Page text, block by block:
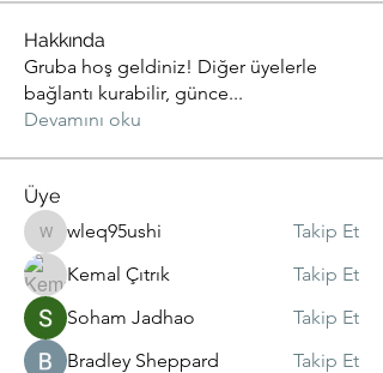
Hakkında
Gruba hoş geldiniz! Diğer üyelerle
bağlantı kurabilir, günce...
Devamını oku
Üye
wleq95ushi
wleq95ushi
Takip Et
Kemal Çıtrık
Takip Et
Soham Jadhao
Takip Et
Bradley Sheppard
Takip Et